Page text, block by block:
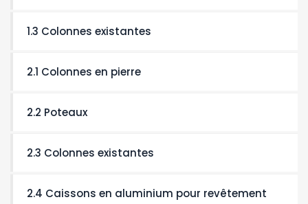
1.3 Colonnes existantes
2.1 Colonnes en pierre
2.2 Poteaux
2.3 Colonnes existantes
2.4 Caissons en aluminium pour revêtement